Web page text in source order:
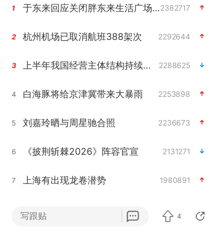
1 于东来回应关闭胖东来生活广场店2382717
2 杭州机场已取消航班388架次 2292644
3 上半年我国经营主体结构持续优化 2288625
4 白海豚将给京津冀带来大暴雨 2253898
5 刘嘉玲晒与周星驰合照 2236673
6 《披荆斩棘2026》阵容官宣 2131271
7 上海有出现龙卷潜势 1980891
1964801
写跟贴 4